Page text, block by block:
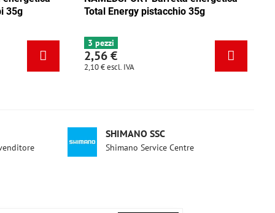
Total Energy mix Caraibi 35g
6+ pezzi
2,56 €
escl. IVA
3 pezzi
2,56 €
SHIMANO SSC
Shimano Service Centre